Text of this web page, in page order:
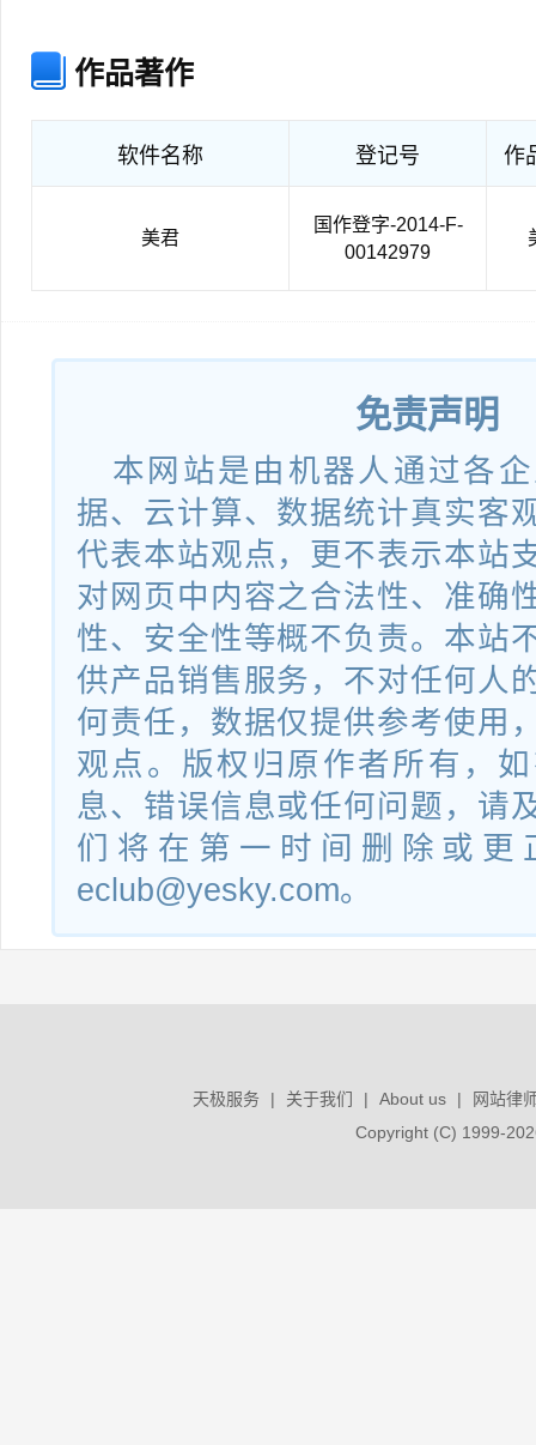
作品著作
软件名称 登记号 作
美君
国作登字-2014-F-
00142979
免责声明
本网站是由机器人通过各
据、云计算、数据统计真实客
代表本站观点，更不表示本站
对网页中内容之合法性、准确
性、安全性等概不负责。本站
供产品销售服务，不对任何人
何责任，数据仅提供参考使用
观点。版权归原作者所有，
息、错误信息或任何问题，请
们将在第一时间删除或更
eclub@yesky.com。
天极服务 | 关于我们 | About us |
网站律
Copyright (C) 1999-